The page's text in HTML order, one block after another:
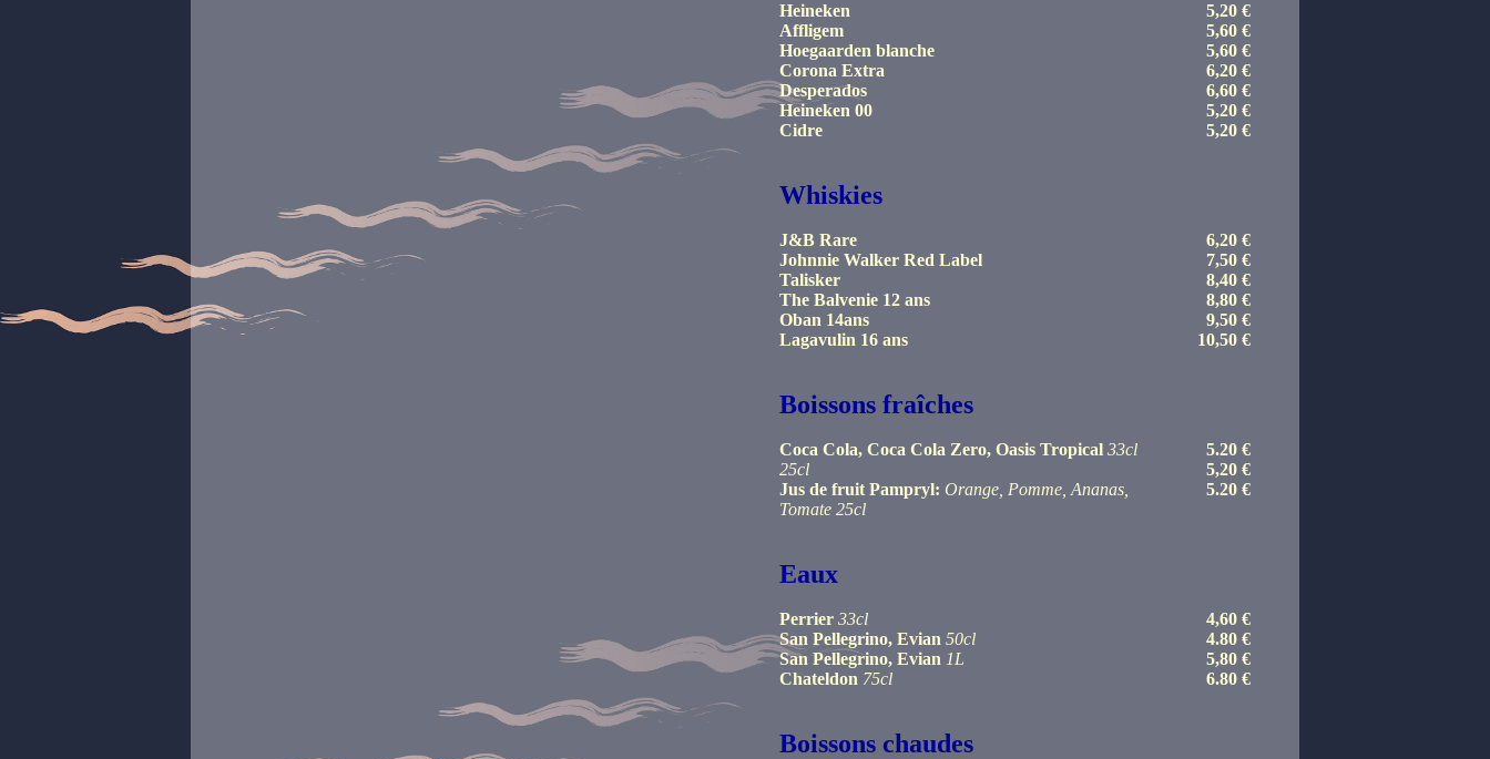
Heineken
5,20 €
Affligem
5,60 €
Hoegaarden blanche
5,60 €
Corona Extra
6,20 €
Desperados
6,60 €
Heineken 00
5,20 €
Cidre
5,20 €
Whiskies
J&B Rare
6,20 €
Johnnie Walker Red Label
7,50 €
Talisker
8,40 €
The Balvenie 12 ans
8,80 €
Oban 14ans
9,50 €
Lagavulin 16 ans
10,50 €
Boissons fraîches
Coca Cola, Coca Cola Zero, Oasis Tropical 33cl
5.20 €
25cl
5,20 €
Jus de fruit Pampryl: Orange, Pomme, Ananas,
Tomate 25cl
5.20 €
Eaux
Perrier 33cl
4,60 €
San Pellegrino, Evian 50cl
4.80 €
San Pellegrino, Evian 1L
5,80 €
Chateldon 75cl 6.80 €
Boissons chaudes